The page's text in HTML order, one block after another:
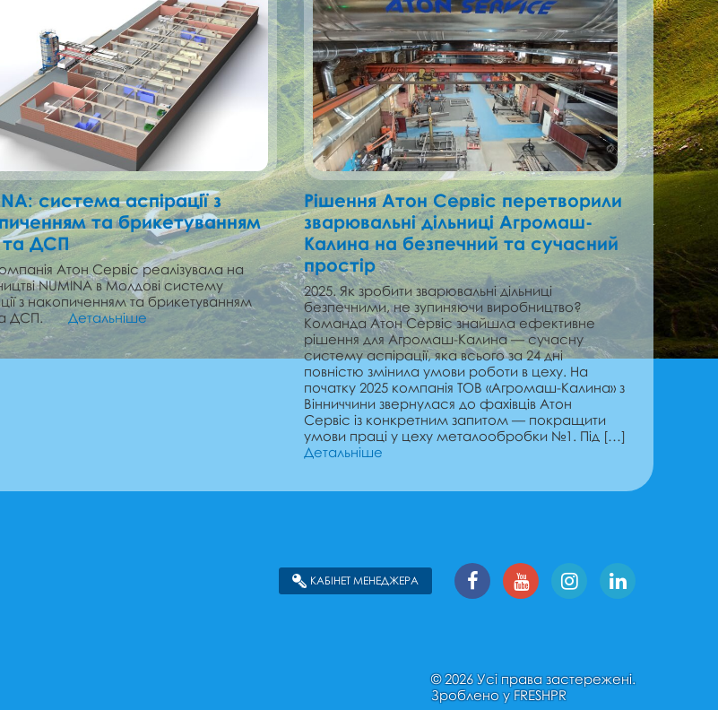
cистема аспірації з
та брикетуванням
ДСП
Атон Сервіс реалізувала на
NUMINA в Молдові cистему
з накопиченням та брикетуванням
ДСП.Детальніше
Рішення Атон Сервіс перетворили
зварювальні дільниці Агромаш-
Калина на безпечний та сучасний
простір
2025. Як зробити зварювальні дільниці
безпечними, не зупиняючи виробництво?
Команда Атон Сервіс знайшла ефективне
рішення для Агромаш-Калина — сучасну
систему аспірації, яка всього за 24 дні
повністю змінила умови роботи в цеху. На
початку 2025 компанія ТОВ «Агромаш-Калина» з
Вінниччини звернулася до фахівців Атон
Сервіс із конкретним запитом — покращити
умови праці у цеху металообробки №1. Під […]
Детальніше
КАБІНЕТ МЕНЕДЖЕРА
© 2026 Усі права застережені.
Зроблено уFRESHPR